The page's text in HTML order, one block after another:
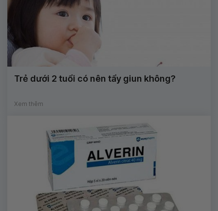
Trẻ dưới 2 tuổi có nên tẩy giun không?
Xem thêm